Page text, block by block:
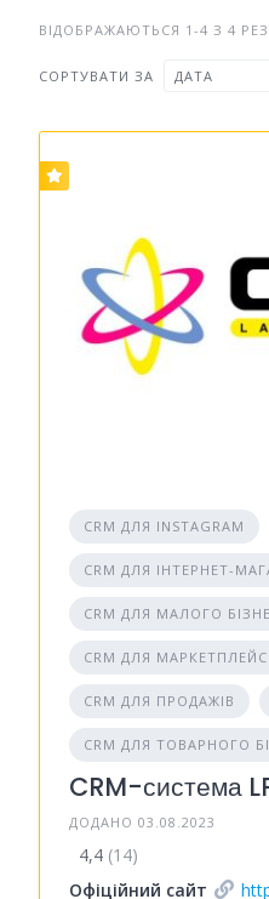
ВІДОБРАЖАЮТЬСЯ 1-4 З 4
СОРТУВАТИ ЗА
CRM ДЛЯ INSTAGRAM
CRM ДЛЯ ІНТЕРНЕТ-
CRM ДЛЯ МАЛОГО
CRM ДЛЯ
CRM ДЛЯ ПРОДАЖІВ
CRM ДЛЯ ТОВАРНОГО
CRM-система
ДОДАНО 03.08.2023
4,4 (14)
Офіційний сайт